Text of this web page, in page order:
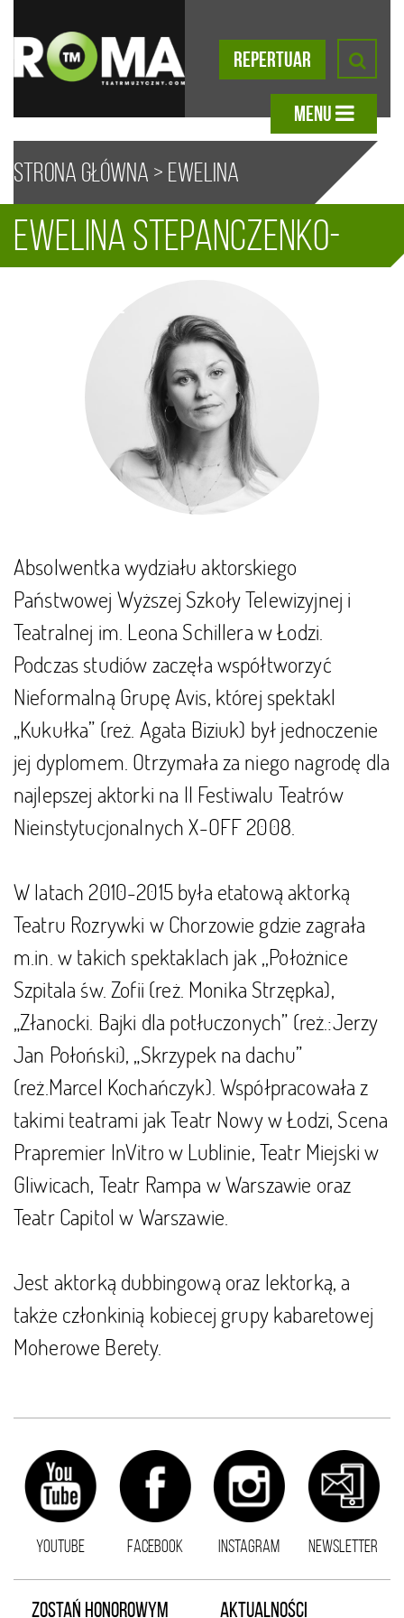
REPERTUAR
MENU
Strona główna > Ewelina
Stepanczenko-Stolorz A
Ewelina Stepanczenko-
Absolwentka wydziału aktorskiego
Państwowej Wyższej Szkoły Telewizyjnej i
Teatralnej im. Leona Schillera w Łodzi.
Podczas studiów zaczęła współtworzyć
Nieformalną Grupę Avis, której spektakl
„Kukułka” (reż. Agata Biziuk) był jednoczenie
jej dyplomem. Otrzymała za niego nagrodę dla
najlepszej aktorki na II Festiwalu Teatrów
Nieinstytucjonalnych X-OFF 2008.
W latach 2010-2015 była etatową aktorką
Teatru Rozrywki w Chorzowie gdzie zagrała
m.in. w takich spektaklach jak ,,Położnice
Szpitala św. Zofii (reż. Monika Strzępka),
„Złanocki. Bajki dla potłuczonych” (reż.:Jerzy
Jan Połoński), „Skrzypek na dachu”
(reż.Marcel Kochańczyk). Współpracowała z
takimi teatrami jak Teatr Nowy w Łodzi, Scena
Prapremier InVitro w Lublinie, Teatr Miejski w
Gliwicach, Teatr Rampa w Warszawie oraz
Teatr Capitol w Warszawie.
Jest aktorką dubbingową oraz lektorką, a
także członkinią kobiecej grupy kabaretowej
Moherowe Berety.
YOUTUBE FACEBOOK INSTAGRAM NEWSLETTER
ZOSTAŃ HONOROWYM AKTUALNOŚCI